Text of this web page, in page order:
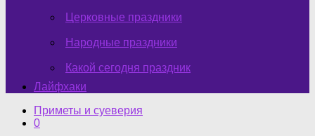
Церковные праздники
Народные праздники
Какой сегодня праздник
Лайфхаки
Приметы и суеверия
0